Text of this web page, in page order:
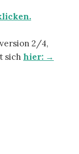
2/4,
sich hier: →